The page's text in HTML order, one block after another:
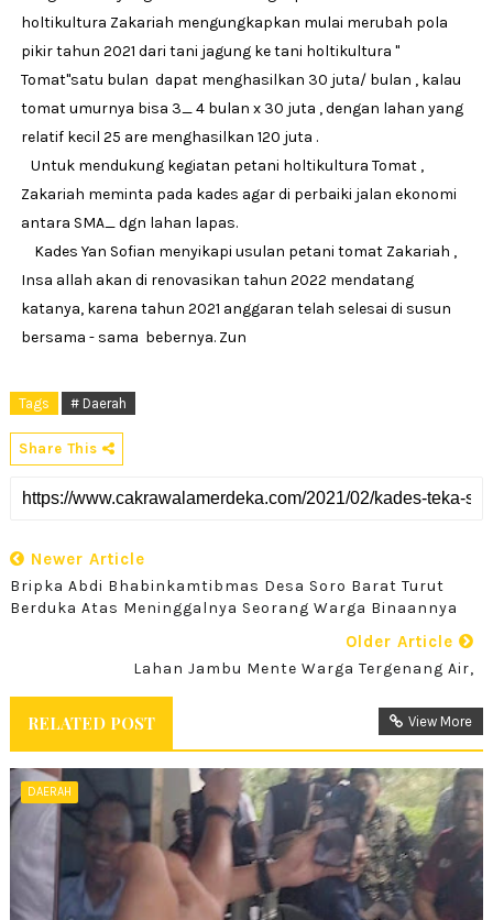
holtikultura Zakariah mengungkapkan mulai merubah pola
pikir tahun 2021 dari tani jagung ke tani holtikultura "
Tomat"satu bulan dapat menghasilkan 30 juta/ bulan , kalau
tomat umurnya bisa 3_ 4 bulan x 30 juta , dengan lahan yang
relatif kecil 25 are menghasilkan 120 juta .
Untuk mendukung kegiatan petani holtikultura Tomat ,
Zakariah meminta pada kades agar di perbaiki jalan ekonomi
antara SMA_ dgn lahan lapas.
Kades Yan Sofian menyikapi usulan petani tomat Zakariah ,
Insa allah akan di renovasikan tahun 2022 mendatang
katanya, karena tahun 2021 anggaran telah selesai di susun
bersama - sama bebernya. Zun
Tags # Daerah
Share This
Newer Article
Bripka Abdi Bhabinkamtibmas Desa Soro Barat Turut
Berduka Atas Meninggalnya Seorang Warga Binaannya
Older Article
Lahan Jambu Mente Warga Tergenang Air,
RELATED POST View More
DAERAH